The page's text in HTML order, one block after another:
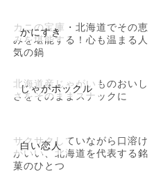
かにすき
カニの宝庫・北海道でその恵
みを堪能する！心も温まる人
気の鍋
じゃがポックル
北海道産じゃがいものおいし
さをそのままスナックに
白い恋人
サクサクしていながら口溶け
がいい、北海道を代表する銘
菓のひとつ